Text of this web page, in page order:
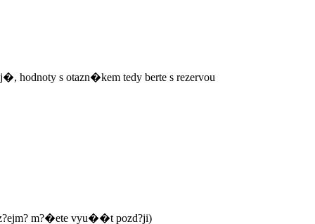
hodnoty s otazn�kem tedy berte s rezervou
m?�ete vyu��t pozd?ji)